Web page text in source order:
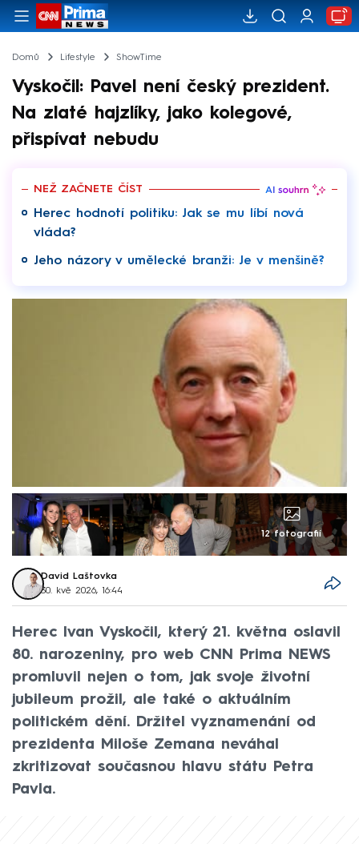
Domů Lifestyle ShowTime
Vyskočil: Pavel není český prezident.
Na zlaté hajzlíky, jako kolegové,
přispívat nebudu
NEŽ ZAČNETE ČÍST
Herec hodnotí politiku: Jak se mu líbí nová
vláda?
Jeho názory v umělecké branži: Je v menšině?
12 fotografií
David Laštovka
30. kvě 2026, 16:44
Herec Ivan Vyskočil, který 21. května oslavil
80. narozeniny, pro web CNN Prima NEWS
promluvil nejen o tom, jak svoje životní
jubileum prožil, ale také o aktuálním
politickém dění. Držitel vyznamenání od
prezidenta Miloše Zemana neváhal
zkritizovat současnou hlavu státu Petra
Pavla.